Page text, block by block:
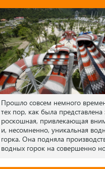
Прошло совсем немного
тех пор, как была представлена
роскошная, привлекающая
и, несомненно, уникальная
горка. Она подняла
водных горок на совершенно